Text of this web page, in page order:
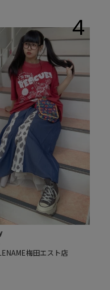
4
梅田エスト店